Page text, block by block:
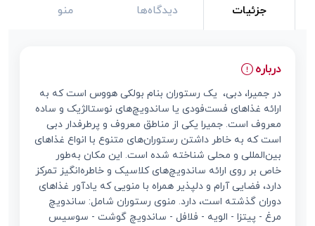
جزئیات دیدگاه‌ها منو
درباره
در جمیرا، دبی، یک رستوران بنام بولکی هووس است که به
ارائه غذاهای فست‌فودی یا ساندویچ‌های نوستالژیک و ساده
معروف است. جمیرا یکی از مناطق معروف و پرطرفدار دبی
است که به خاطر داشتن رستوران‌های متنوع با انواع غذاهای
بین‌المللی و محلی شناخته شده است. این مکان به‌طور
خاص بر روی ارائه ساندویچ‌های کلاسیک و خاطره‌انگیز تمرکز
دارد، فضایی آرام و دلپذیر همراه با منویی که یادآور غذاهای
دوران گذشته است، دارد. منوی رستوران شامل: ساندویچ
مرغ - پیتزا - الویه - فلافل - ساندویچ گوشت - سوسیس